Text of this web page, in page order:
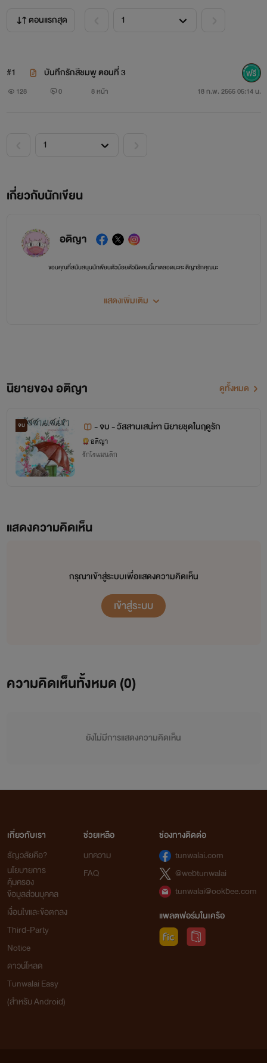
ตอนแรกสุด
#1 บันทึกรักสีชมพู ตอนที่ 3
128 0 8 หน้า 18 ก.พ. 2565 05:14 น.
เกี่ยวกับนักเขียน
อติญา
ขอบคุณที่สนับสนุนนักเขียนตัวน้อยตัวนิดคนนี้มาตลอดนะคะ ติญารักคุณนะ
แสดงเพิ่มเติม
นิยายของ อติญา ดูทั้งหมด
จบ - จบ - วัสสานเสน่หา นิยายชุดในฤดูรัก
อติญา
รักโรแมนติก
แสดงความคิดเห็น
กรุณาเข้าสู่ระบบเพื่อแสดงความคิดเห็น
เข้าสู่ระบบ
ความคิดเห็นทั้งหมด (0)
ยังไม่มีการแสดงความคิดเห็น
เกี่ยวกับเรา
ธัญวลัยคือ?
นโยบายการ
คุ้มครอง
ข้อมูลส่วนบุคคล
เงื่อนไขและข้อตกลง
Third-Party
Notice
ดาวน์โหลด
Tunwalai Easy
(สำหรับ Android)
ช่วยเหลือ
บทความ
FAQ
ช่องทางติดต่อ
tunwalai.com
@webtunwalai
tunwalai@ookbee.com
แพลตฟอร์มในเครือ